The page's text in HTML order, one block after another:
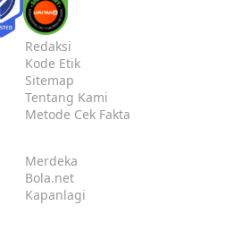
Redaksi
Kode Etik
Sitemap
Tentang Kami
Metode Cek Fakta
Merdeka
Bola.net
Kapanlagi